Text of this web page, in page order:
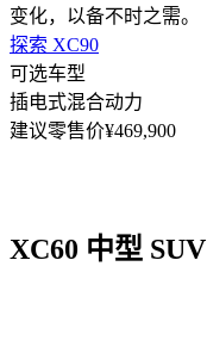
变化，以备不时之需。
探索 XC90
可选车型
插电式混合动力
建议零售价¥469,900
XC60 中型 SUV